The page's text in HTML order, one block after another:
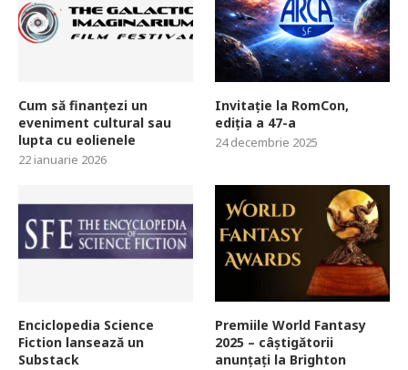
Cum să finanțezi un
eveniment cultural sau
lupta cu eolienele
22 ianuarie 2026
Invitație la RomCon,
ediția a 47-a
24 decembrie 2025
Enciclopedia Science
Fiction lansează un
Substack
Premiile World Fantasy
2025 – câștigătorii
anunțați la Brighton